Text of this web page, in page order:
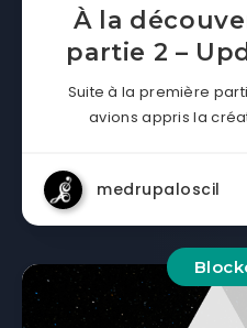
À la
partie 2 –
Suite à la première
avions appris la
medrupaloscil